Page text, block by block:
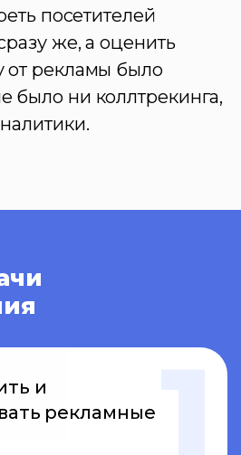
посетителей
же, а оценить
от рекламы было
было ни коллтрекинга,
и
рекламные